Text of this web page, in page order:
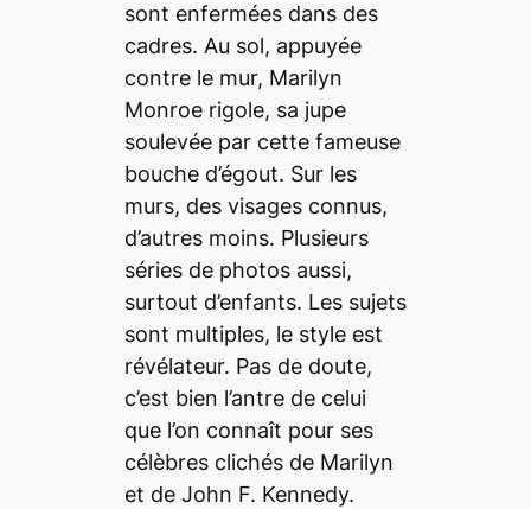
sont enfermées dans des
cadres. Au sol, appuyée
contre le mur, Marilyn
Monroe rigole, sa jupe
soulevée par cette fameuse
bouche d’égout. Sur les
murs, des visages connus,
d’autres moins. Plusieurs
séries de photos aussi,
surtout d’enfants. Les sujets
sont multiples, le style est
révélateur. Pas de doute,
c’est bien l’antre de celui
que l’on connaît pour ses
célèbres clichés de Marilyn
et de John F. Kennedy.